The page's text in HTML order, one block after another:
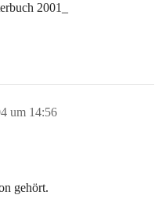
2001_
um 14:56
gehört.